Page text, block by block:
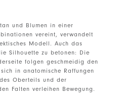
und Blumen in einer
vereint, verwandelt
Modell. Auch das
Silhouette zu betonen: Die
folgen geschmeidig den
in anatomische Raffungen
Oberteils und der
Falten verleihen Bewegung.